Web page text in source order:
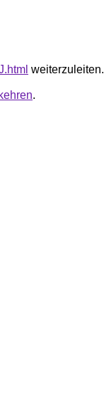
weiterzuleiten.
.